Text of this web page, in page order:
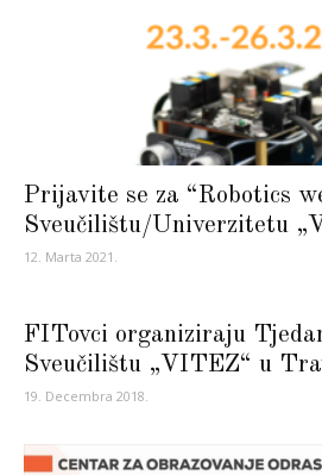
Prijavite se za “Robotics
Sveučilištu/Univerzitetu
12. Marta 2021.
FITovci organiziraju
Sveučilištu „VITEZ“ u
19. Decembra 2018.